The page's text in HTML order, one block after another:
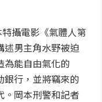
攝電影《氣體人第
述男主角水野被迫
為能自由氣化的
銀行，並將竊來的
。岡本刑警和記者